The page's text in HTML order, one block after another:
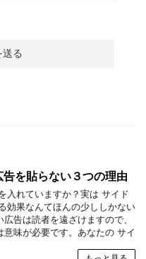
を貼らない３つの理由
入れていますか？実は サイド
効果なんてほんの少ししかない
告は読者を遠ざけますので、
意味が必要です。あなたの サイ